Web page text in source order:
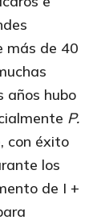
de 40
años hubo
P.
con éxito
los
de I +